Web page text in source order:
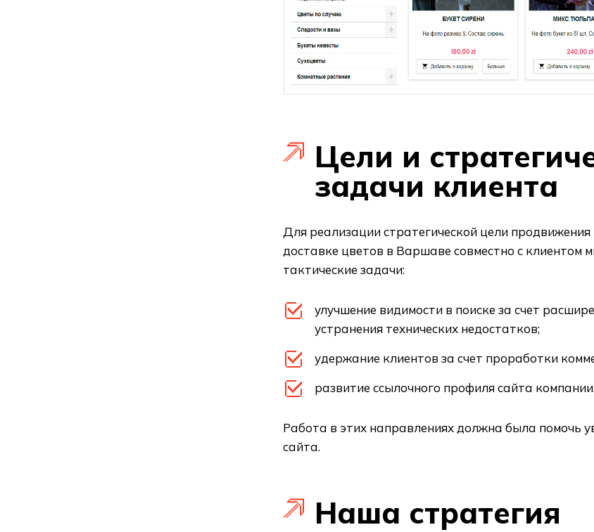
Цели и
задачи клиента
Для реализации стратегической цели
доставке цветов в Варшаве совместно с клиентом
тактические задачи:
улучшение видимости в поиске за счет
устранения технических недостатков;
удержание клиентов за счет проработки
развитие ссылочного профиля сайта компании.
Работа в этих направлениях должна была помочь
сайта.
Наша стратегия